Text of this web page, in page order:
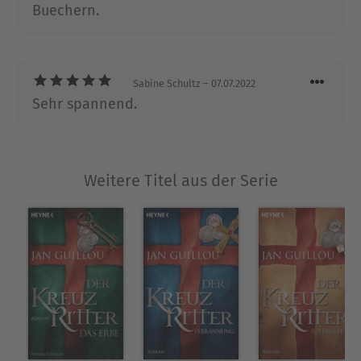
erfolgreichsten aller Zeiten. Heute lebt Jan Guillou
Buechern.
Sabine Schultz – 07.07.2022
Sehr spannend.
Weitere Titel aus der Serie